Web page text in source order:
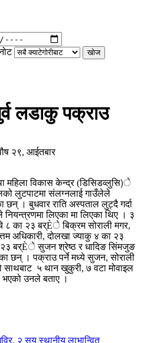
लडाकु पक्राउ
२९, आईतबार
महिला विकास केन्द्र (डिसिडव्लुसि)े
लुटपाटमा संलग्नलाई गाउँलेले
छन् । बुधवार राति अस्पताल लुट्दै गर्दा
लिएका मा लिएका थिए । ३
८ का २३ बर्Èे बिक्रम सोराली मगर,
अधिकारी, दोलखा ज्याकु ४ का २३
२३ बर्Èे सुजन श्रेष्ठ र धादिङ सिंमजुङ
छन् । पक्राउ पर्ने मध्ये सुजन, सोराली
साथबाट ५ थान खुकुरी, ७ वटा मोवाइल
उनले बताए ।